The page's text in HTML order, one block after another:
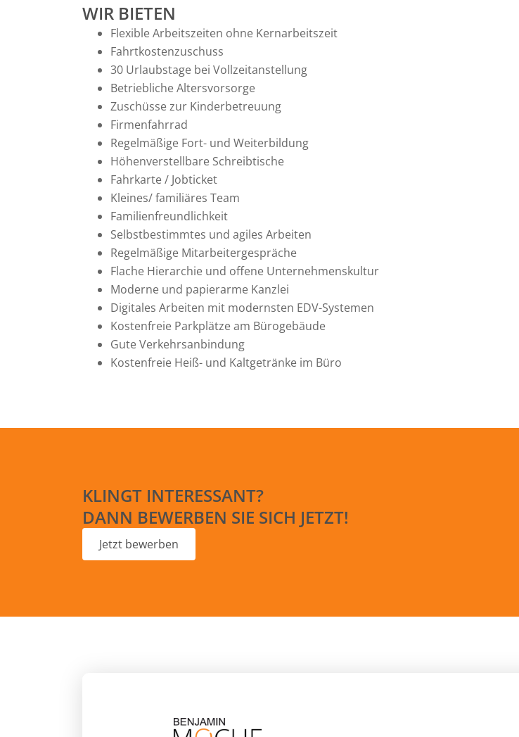
WIR BIETEN
Flexible Arbeitszeiten ohne Kernarbeitszeit
Fahrtkostenzuschuss
30 Urlaubstage bei Vollzeitanstellung
Betriebliche Altersvorsorge
Zuschüsse zur Kinderbetreuung
Firmenfahrrad
Regelmäßige Fort- und Weiterbildung
Höhenverstellbare Schreibtische
Fahrkarte / Jobticket
Kleines/ familiäres Team
Familienfreundlichkeit
Selbstbestimmtes und agiles Arbeiten
Regelmäßige Mitarbeitergespräche
Flache Hierarchie und offene Unternehmenskultur
Moderne und papierarme Kanzlei
Digitales Arbeiten mit modernsten EDV-Systemen
Kostenfreie Parkplätze am Bürogebäude
Gute Verkehrsanbindung
Kostenfreie Heiß- und Kaltgetränke im Büro
KLINGT INTERESSANT?
DANN BEWERBEN SIE SICH JETZT!
Jetzt bewerben